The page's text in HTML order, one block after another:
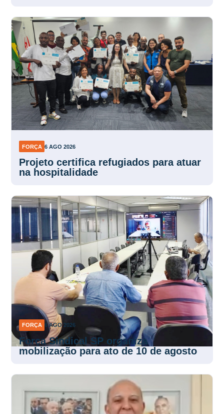
FORÇA 6 AGO 2026
Projeto certifica refugiados para atuar
na hospitalidade
FORÇA 6 AGO 2026
Força Sindical SP organiza
mobilização para ato de 10 de agosto